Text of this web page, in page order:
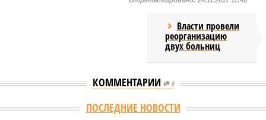
Власти провели
реорганизацию
двух больниц
КОММЕНТАРИИ 0
ПОСЛЕДНИЕ НОВОСТИ